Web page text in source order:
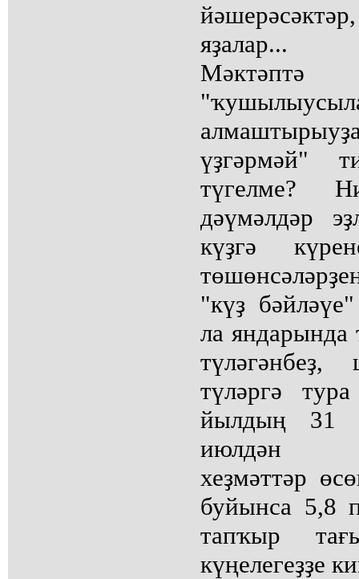
яҙалар...
Мәктәптә
үҙгәрмәй"
түгелме?
дәүмәлдәр
күҙгә
"күҙ
ла яндарында
түләргә
йылдың 31
июлдән
хеҙмәттәр
буйынса 5,8
тапҡыр
күңелегеҙҙе